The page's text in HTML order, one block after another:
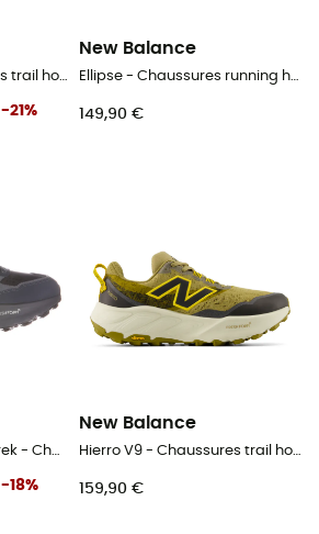
Hierro V9 - Chaussures trail homme
-21 %
New Balance
Ellipse - Chaussures running homme
149,90 €
-18%
New Balance
159,90 €